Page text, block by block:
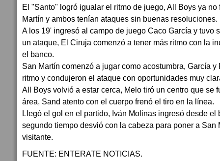
El "Santo" logró igualar el ritmo de juego, All Boys ya no
Martín y ambos tenían ataques sin buenas resoluciones.
A los 19' ingresó al campo de juego Caco García y tuvo
un ataque, El Ciruja comenzó a tener más ritmo con la
el banco.
San Martín comenzó a jugar como acostumbra, García
ritmo y condujeron el ataque con oportunidades muy
All Boys volvió a estar cerca, Melo tiró un centro que se
área, Sand atento con el cuerpo frenó el tiro en la línea.
Llegó el gol en el partido, Iván Molinas ingresó desde el
segundo tiempo desvió con la cabeza para poner a San
visitante.
FUENTE: ENTERATE NOTICIAS.